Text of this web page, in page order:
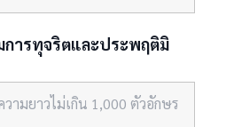
การทุจริตและประพฤติมิ